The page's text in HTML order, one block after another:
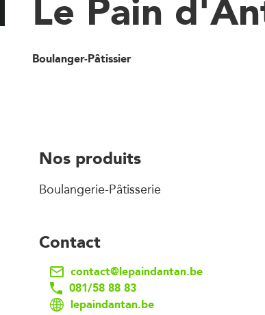
Boulanger-Pâtissier
Nos produits
Boulangerie-Pâtisserie
Contact
contact@lepaindantan.be
081/58 88 83
lepaindantan.be